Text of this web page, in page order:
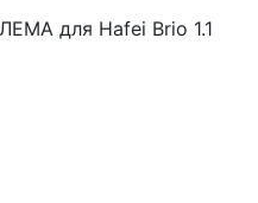
для Hafei Brio 1.1